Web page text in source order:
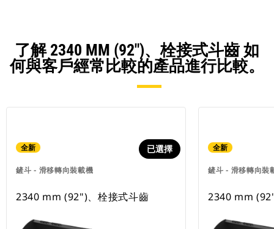
了解 2340 MM (92")、栓接式斗齒 如
何與客戶經常比較的產品進行比較。
全新
鏟斗 - 滑移轉向裝載機
已選擇
2340 mm (92")、栓接式斗齒
全新
鏟斗 - 滑移轉向裝
2340 mm